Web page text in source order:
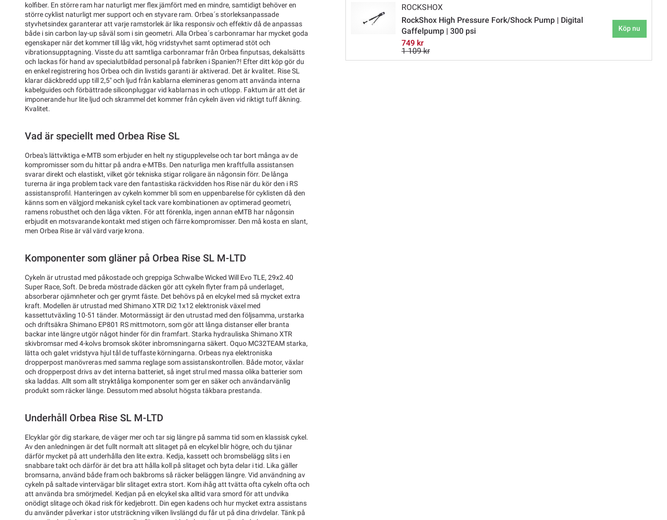
kolfiber. En större ram har naturligt mer flex jämfört med en mindre, samtidigt behöver en
större cyklist naturligt mer support och en styvare ram. Orbea´s storleksanpassade
styvhetsindex garanterar att varje ramstorlek är lika responsiv och effektiv då de anpassas
både i sin carbon lay-up såväl som i sin geometri. Alla Orbea´s carbonramar har mycket goda
egenskaper när det kommer till låg vikt, hög vridstyvhet samt optimerad stöt och
vibrationsupptagning. Visste du att samtliga carbonramar från Orbea finputsas, dekalsätts
och lackas för hand av specialutbildad personal på fabriken i Spanien?! Efter ditt köp gör du
en enkel registrering hos Orbea och din livstids garanti är aktiverad. Det är kvalitet. Rise SL
klarar däckbredd upp till 2,5" och ljud från kablarna elemineras genom att använda interna
kabelguides och förbättrade siliconpluggar vid kablarnas in och utlopp. Faktum är att det är
imponerande hur lite ljud och skrammel det kommer från cykeln även vid riktigt tuff åkning.
Kvalitet.
Vad är speciellt med Orbea Rise SL
Orbea's lättviktiga e-MTB som erbjuder en helt ny stigupplevelse och tar bort många av de
kompromisser som du hittar på andra e-MTBs. Den naturliga men kraftfulla assistansen
svarar direkt och elastiskt, vilket gör tekniska stigar roligare än någonsin förr. De långa
turerna är inga problem tack vare den fantastiska räckvidden hos Rise när du kör den i RS
assistansprofil. Hanteringen av cykeln kommer bli som en uppenbarelse för cyklisten då den
känns som en välgjord mekanisk cykel tack vare kombinationen av optimerad geometri,
ramens robusthet och den låga vikten. För att förenkla, ingen annan eMTB har någonsin
erbjudit en motsvarande kontakt med stigen och färre kompromisser. Den må kosta en slant,
men Orbea Rise är väl värd varje krona.
Komponenter som gläner på Orbea Rise SL M-LTD
Cykeln är utrustad med påkostade och greppiga Schwalbe Wicked Will Evo TLE, 29x2.40
Super Race, Soft. De breda möstrade däcken gör att cykeln flyter fram på underlaget,
absorberar ojämnheter och ger grymt fäste. Det behövs på en elcykel med så mycket extra
kraft. Modellen är utrustad med Shimano XTR Di2 1x12 elektronisk växel med
kassettutväxling 10-51 tänder. Motormässigt är den utrustad med den följsamma, urstarka
och driftsäkra Shimano EP801 RS mittmotorn, som gör att långa distanser eller branta
backar inte längre utgör något hinder för din framfart. Starka hydrauliska Shimano XTR
skivbromsar med 4-kolvs bromsok sköter inbromsningarna säkert. Oquo MC32TEAM starka,
lätta och galet vridstyva hjul tål de tuffaste körningarna. Orbeas nya elektroniska
dropperpost manövreras med samma reglage som assistanskontrollen. Både motor, växlar
och dropperpost drivs av det interna batteriet, så inget strul med massa olika batterier som
ska laddas. Allt som allt stryktåliga komponenter som ger en säker och användarvänlig
produkt som räcker länge. Dessutom med absolut högsta täkbara prestanda.
Underhåll Orbea Rise SL M-LTD
Elcyklar gör dig starkare, de väger mer och tar sig längre på samma tid som en klassisk cykel.
Av den anledningen är det fullt normalt att slitaget på en elcykel blir högre, och du tjänar
därför mycket på att underhålla den lite extra. Kedja, kassett och bromsbelägg slits i en
snabbare takt och därför är det bra att hålla koll på slitaget och byta delar i tid. Lika gäller
bromsarna, använd både fram och bakbroms så räcker beläggen längre. Vid användning av
cykeln på saltade vintervägar blir slitaget extra stort. Kom ihåg att tvätta ofta cykeln ofta och
att använda bra smörjmedel. Kedjan på en elcykel ska alltid vara smord för att undvika
onödigt slitage och ökad risk för kedjebrott. Din egen kadens och hur mycket extra assistans
du använder påverkar i stor utsträckning vilken livslängd du får ut på dina drivdelar. Tänk på
ROCKSHOX
RockShox High Pressure Fork/Shock Pump | Digital
Gaffelpump | 300 psi
749 kr
1 109 kr
Köp nu